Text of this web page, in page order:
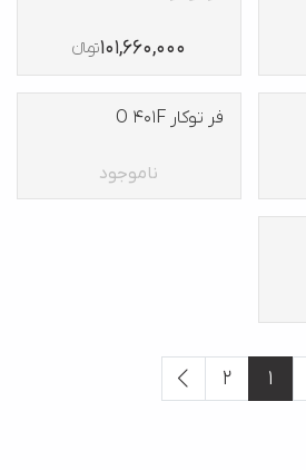
101,660,000تومانءءء
فر توکار O 401F
ناموجود
1
2